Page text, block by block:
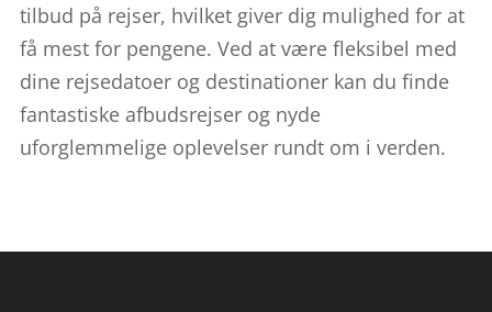
tilbud på rejser, hvilket giver dig mulighed for at
få mest for pengene. Ved at være fleksibel med
dine rejsedatoer og destinationer kan du finde
fantastiske afbudsrejser og nyde
uforglemmelige oplevelser rundt om i verden.